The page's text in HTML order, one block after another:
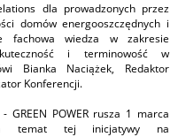
dla prowadzonych przez
domów energooszczędnych i
fachowa wiedza w zakresie
i terminowość w
Bianka Naciążek, Redaktor
Konferencji.
GREEN POWER rusza 1 marca
temat tej inicjatywy na